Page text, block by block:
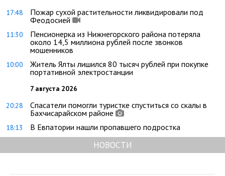
17:48
Пожар сухой растительности ликвидировали под
Феодосией
11:30
Пенсионерка из Нижнегорского района потеряла
около 14,5 миллиона рублей после звонков
мошенников
10:00
Житель Ялты лишился 80 тысяч рублей при покупке
портативной электростанции
7 августа 2026
20:28
Спасатели помогли туристке спуститься со скалы в
Бахчисарайском районе
18:13 В Евпатории нашли пропавшего подростка
НОВОСТИ